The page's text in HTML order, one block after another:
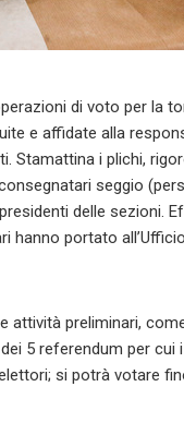
di voto per la
e affidate alla
Stamattina i plichi,
seggio
delle sezioni.
portato
preliminari,
5 referendum per
si potrà votare